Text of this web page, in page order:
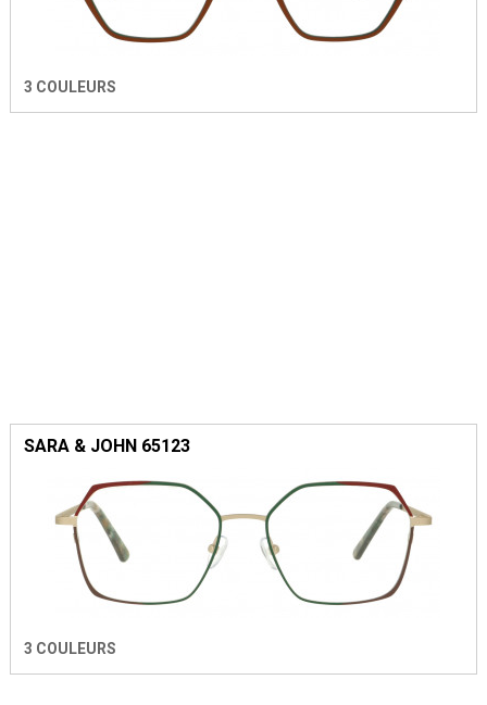
3 COULEURS
SARA & JOHN 65123
3 COULEURS